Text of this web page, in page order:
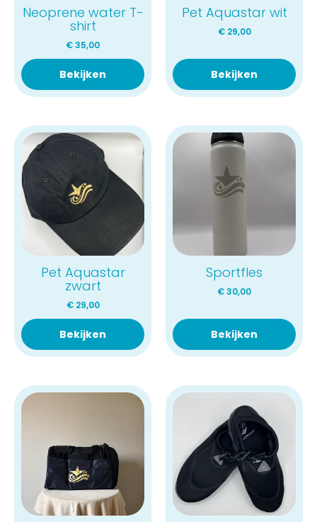
Neoprene water T-
shirt
€35,00
Bekijken
Pet Aquastar wit
€29,00
Bekijken
Pet Aquastar
zwart
€29,00
Bekijken
Sportfles
€30,00
Bekijken